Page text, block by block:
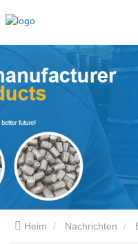
Heim Nachrichten